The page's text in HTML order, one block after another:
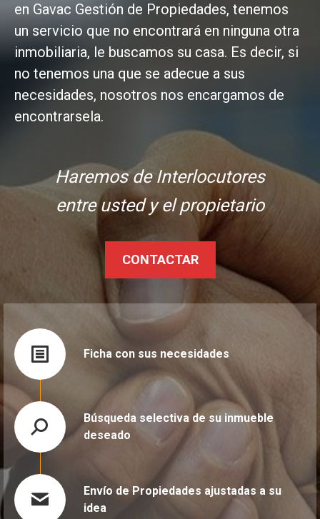
en Gavac Gestión de Propiedades, tenemos
un servicio que no encontrará en ninguna otra
inmobiliaria, le buscamos su casa. Es decir, si
no tenemos una que se adecue a sus
necesidades, nosotros nos encargamos de
encontrarsela.
Haremos de Interlocutores
entre usted y el propietario
CONTACTAR
Ficha con sus necesidades
Búsqueda selectiva de su inmueble
deseado
Envío de Propiedades ajustadas a su
idea